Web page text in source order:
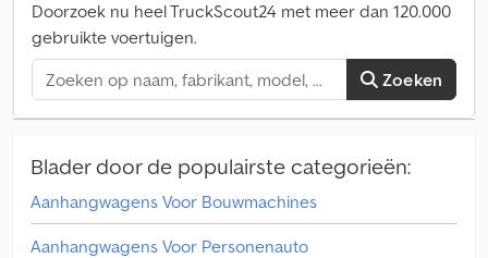
Doorzoek nu heel TruckScout24 met meer dan 120.000
gebruikte voertuigen.
Zoeken
Blader door de populairste categorieën:
Aanhangwagens Voor Bouwmachines
Aanhangwagens Voor Personenauto